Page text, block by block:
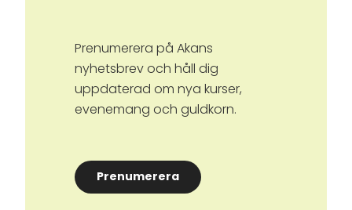
Prenumerera på Akans
nyhetsbrev och håll dig
uppdaterad om nya kurser,
evenemang och guldkorn.
Prenumerera